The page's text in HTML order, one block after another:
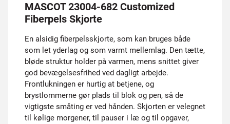
MASCOT 23004-682 Customized
Fiberpels Skjorte
En alsidig fiberpelsskjorte, som kan bruges både
som let yderlag og som varmt mellemlag. Den tætte,
bløde struktur holder på varmen, mens snittet giver
god bevægelsesfrihed ved dagligt arbejde.
Frontlukningen er hurtig at betjene, og
brystlommerne gør plads til blok og pen, så de
vigtigste småting er ved hånden. Skjorten er velegnet
til kølige morgener, til pauser i læ og til opgaver,